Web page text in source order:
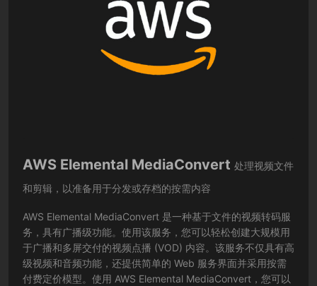
AWS Elemental MediaConvert 处理视频文件
和剪辑，以准备用于分发或存档的按需内容
AWS Elemental MediaConvert 是一种基于文件的视频转码服
务，具有广播级功能。使用该服务，您可以轻松创建大规模用
于广播和多屏交付的视频点播 (VOD) 内容。该服务不仅具有高
级视频和音频功能，还提供简单的 Web 服务界面并采用按需
付费定价模型。使用 AWS Elemental MediaConvert，您可以